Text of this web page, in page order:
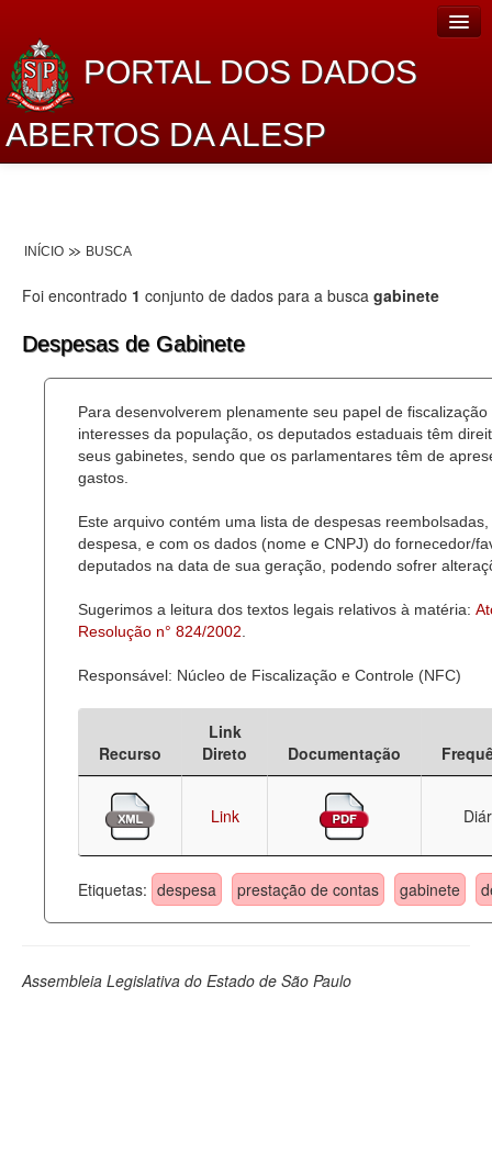
PORTAL DOS DADOS
ABERTOS DA ALESP
Lei de Acesso à Informação
Dados Governamentais Abertos
Catálogo de dados
Processo Legislativo
Deputados Estaduais
Administração
Legislação
INÍCIO BUSCA
Foi encontrado 1 conjunto de dados para a busca gabinete
Despesas de Gabinete
Para desenvolverem plenamente seu papel de
interesses da população, os deputados estaduais têm
seus gabinetes, sendo que os parlamentares têm de
gastos.
Este arquivo contém uma lista de despesas
despesa, e com os dados (nome e CNPJ) do fornecedor/
deputados na data de sua geração, podendo sofrer
Sugerimos a leitura dos textos legais relativos à matéria:
Resolução n° 824/2002
Responsável: Núcleo de Fiscalização e Controle (NFC)
Recurso
Link
Direto
Documentação
Link
Etiquetas: despesa prestação de contas gabinete
Assembleia Legislativa do Estado de São Paulo